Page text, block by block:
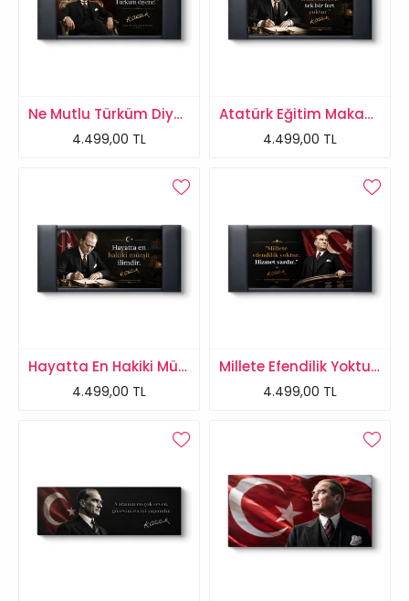
Ne Mutlu Türküm Diyene Atatürk Makam Panosu
4.499,00 TL
Atatürk Eğitim Makam Panosu
4.499,00 TL
Hayatta En Hakiki Mürşit İlimdir Atatürk Makam Panosu
4.499,00 TL
Millete Efendilik Yoktur Atatürk Makam Panosu
4.499,00 TL